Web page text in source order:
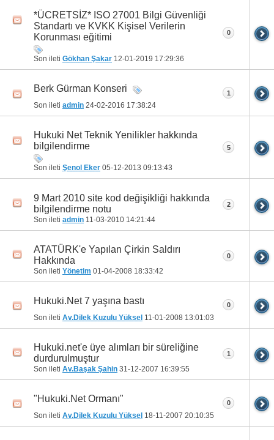
*ÜCRETSİZ* ISO 27001 Bilgi Güvenliği
Standartı ve KVKK Kişisel Verilerin
Korunması eğitimi
Son ileti Gökhan Şakar 12-01-2019 17:29:36
0
Berk Gürman Konseri
Son ileti admin 24-02-2016 17:38:24
1
Hukuki Net Teknik Yenilikler hakkında
bilgilendirme
Son ileti Şenol Eker 05-12-2013 09:13:43
5
9 Mart 2010 site kod değişikliği hakkında
bilgilendirme notu
Son ileti admin 11-03-2010 14:21:44
2
ATATÜRK'e Yapılan Çirkin Saldırı
Hakkında
Son ileti Yönetim 01-04-2008 18:33:42
0
Hukuki.Net 7 yaşına bastı
Son ileti Av.Dilek Kuzulu Yüksel 11-01-2008 13:01:03
0
Hukuki.net'e üye alımları bir süreliğine
durdurulmuştur
Son ileti Av.Başak Şahin 31-12-2007 16:39:55
1
"Hukuki.Net Ormanı"
Son ileti Av.Dilek Kuzulu Yüksel 18-11-2007 20:10:35
0